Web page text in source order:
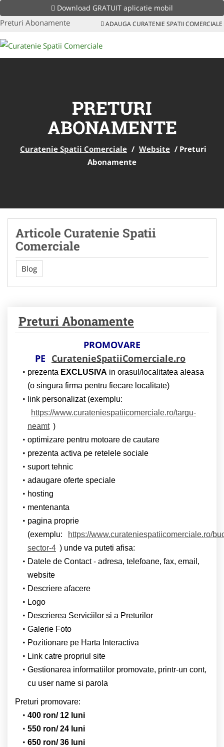
Download GRATUIT aplicatie mobil
Preturi Abonamente ADAUGA CURATENIE SPATII COMERCIALE
PRETURI
ABONAMENTE
Curatenie Spatii Comerciale / Website / Preturi
Abonamente
Articole Curatenie Spatii
Comerciale
Blog
Preturi Abonamente
PROMOVARE
PE CuratenieSpatiiComerciale.ro
prezenta EXCLUSIVA in orasul/localitatea aleasa
(o singura firma pentru fiecare localitate)
link personalizat (exemplu:
https://www.curateniespatiicomerciale.ro/targu-
neamt )
optimizare pentru motoare de cautare
prezenta activa pe retelele sociale
suport tehnic
adaugare oferte speciale
hosting
mentenanta
pagina proprie
(exemplu:
https://www.curateniespatiicomerciale.ro/
sector-4 ) unde va puteti afisa:
Datele de Contact - adresa, telefoane, fax, email,
website
Descriere afacere
Logo
Descrierea Serviciilor si a Preturilor
Galerie Foto
Pozitionare pe Harta Interactiva
Link catre propriul site
Gestionarea informatiilor promovate, printr-un cont,
cu user name si parola
Preturi promovare:
400 ron/ 12 luni
550 ron/ 24 luni
650 ron/ 36 luni